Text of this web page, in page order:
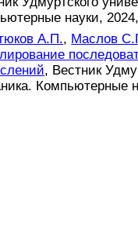
науки,
А.П., Маслов
, Вестник
Компьютерные